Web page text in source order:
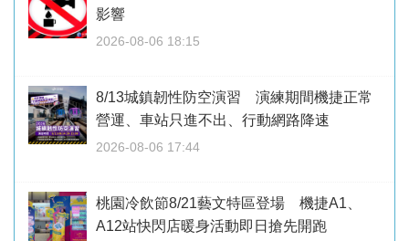
影響
2026-08-06 18:15
8/13城鎮韌性防空演習 演練期間機捷正常
營運、車站只進不出、行動網路降速
2026-08-06 17:44
桃園冷飲節8/21藝文特區登場 機捷A1、
A12站快閃店暖身活動即日搶先開跑